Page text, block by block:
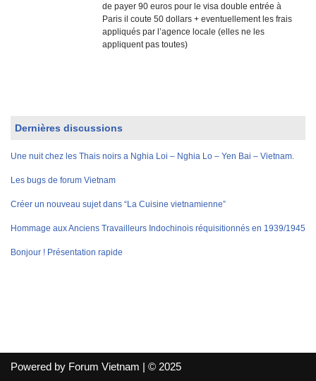
de payer 90 euros pour le visa double entrée à
Paris il coute 50 dollars + eventuellement les frais
appliqués par l’agence locale (elles ne les
appliquent pas toutes)
Dernières discussions
Une nuit chez les Thais noirs a Nghia Loi – Nghia Lo – Yen Bai – Vietnam.
Les bugs de forum Vietnam
Créer un nouveau sujet dans “La Cuisine vietnamienne”
Hommage aux Anciens Travailleurs Indochinois réquisitionnés en 1939/1945
Bonjour ! Présentation rapide
Powered by Forum Vietnam | © 2025